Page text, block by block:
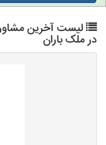
لیست آخرین
در ملک باران